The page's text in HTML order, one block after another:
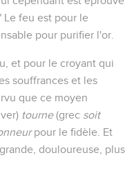
Le feu est pour le
pour purifier l'or.
et pour le croyant qui
souffrances et les
que ce moyen
tourne(grec soit
pour le fidèle. Et
douloureuse, plus